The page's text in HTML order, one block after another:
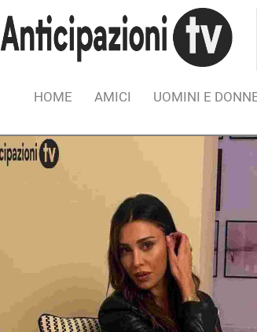
HOME AMICI UOMINI E